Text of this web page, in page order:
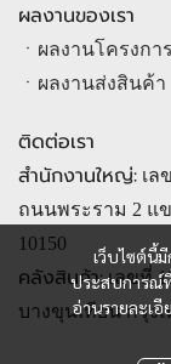
เว็บไซต์นี้
ประสบการณ์ที่
อ่านรายละเอี
ผลงานของเรา
ㆍผลงานโครงการ
ㆍผลงานส่งสินค้า
ติดต่อเรา
สำนักงานใหญ่: เล
ถนนพระราม 2 แข
10150
คลังสินค้า:เลขที่
บางขุนเทียน กรุงเ